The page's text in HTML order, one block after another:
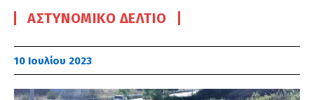
ΑΣΤΥΝΟΜΙΚΌ ΔΕΛΤΊΟ
10 Ιουλίου 2023